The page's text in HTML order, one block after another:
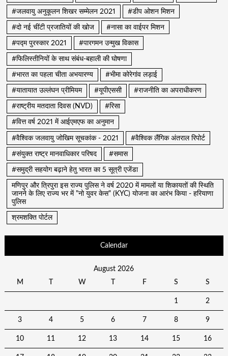
#जलवायु अनुकूलन शिखर सम्मेलन 2021 #डीप ओशन मिशन
#दो नई चींटी प्रजातियों की खोज #नासा का वाईपर मिशन
#पद्म पुरस्कार 2021 #पारगमन उन्मुख विकास
#फिलिस्तीनियों के साथ संबंध-बहाली की घोषणा
#भारत का पहला चीता अभयारण्य #भीमा कोरेगांव लड़ाई
#यातायात उल्लंघन प्रीमियम #यूपीएससी #राजनीति का अपराधीकरण
#राष्ट्रीय मतदाता दिवस (NVD) #रिसा
#वित्त वर्ष 2021 में आईएमएफ का अनुमान
#वैश्विक जलवायु जोखिम सूचकांक - 2021 #वैश्विक लैंगिक अंतराल रिपोर्ट
#संयुक्त राष्ट्र मानवाधिकार परिषद #समास
#समुद्री सहयोग बढ़ाने हेतु भारत का 5 सूत्री एजेंडा
मणिपुर और त्रिपुरा इस राज्य पुलिस ने वर्ष 2020 में मामलों या शिकायतों की स्थिति
जानने के लिए राज्य भर में "नो युवर केस" (KYC) योजना का आरंभ किया - हरियाणा
पुलिस
श्रमशक्ति पोर्टल
Calendar
August 2026
M
T W T F S S
1 2
3 4 5 6 7 8 9
10 11 12 13 14 15 16